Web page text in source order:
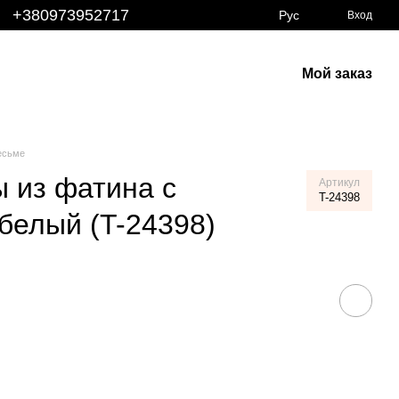
+380973952717 Рус Вход
Мой заказ
из фатина с
(T-24398)
Артикул
T-24398